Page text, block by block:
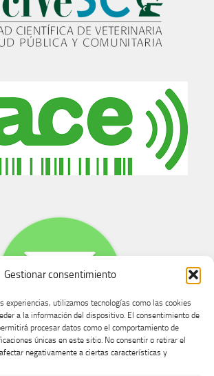
Gestionar consentimiento
experiencias, utilizamos tecnologías como las cookies
a la información del dispositivo. El consentimiento de
procesar datos como el comportamiento de
únicas en este sitio. No consentir o retirar el
negativamente a ciertas características y
Buzón de dudas, quejas y sugerencias